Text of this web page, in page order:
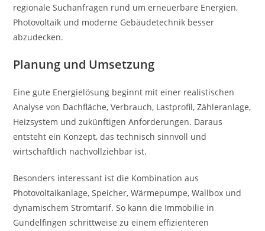
regionale Suchanfragen rund um erneuerbare Energien,
Photovoltaik und moderne Gebäudetechnik besser
abzudecken.
Planung und Umsetzung
Eine gute Energielösung beginnt mit einer realistischen
Analyse von Dachfläche, Verbrauch, Lastprofil, Zähleranlage,
Heizsystem und zukünftigen Anforderungen. Daraus
entsteht ein Konzept, das technisch sinnvoll und
wirtschaftlich nachvollziehbar ist.
Besonders interessant ist die Kombination aus
Photovoltaikanlage, Speicher, Wärmepumpe, Wallbox und
dynamischem Stromtarif. So kann die Immobilie in
Gundelfingen schrittweise zu einem effizienteren